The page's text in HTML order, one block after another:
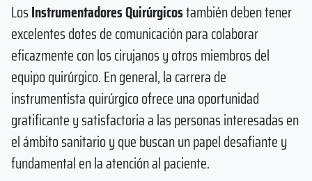
LosInstrumentadores Quirúrgicostambién deben tener
excelentes dotes de comunicación para colaborar
eficazmente con los cirujanos y otros miembros del
equipo quirúrgico. En general, la carrera de
instrumentista quirúrgico ofrece una oportunidad
gratificante y satisfactoria a las personas interesadas en
el ámbito sanitario y que buscan un papel desafiante y
fundamental en la atención al paciente.